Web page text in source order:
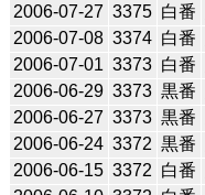
2006-07-27 3375 白番
2006-07-08 3374 白番
2006-07-01 3373 白番
2006-06-29 3373 黒番
2006-06-27 3373 黒番
2006-06-24 3372 黒番
2006-06-15 3372 白番